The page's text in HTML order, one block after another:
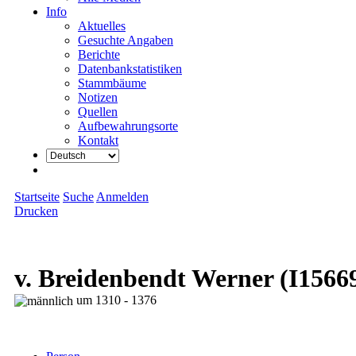
Info
Aktuelles
Gesuchte Angaben
Berichte
Datenbankstatistiken
Stammbäume
Notizen
Quellen
Aufbewahrungsorte
Kontakt
Startseite Suche Anmelden
Drucken
v. Breidenbendt Werner
um 1310 - 1376